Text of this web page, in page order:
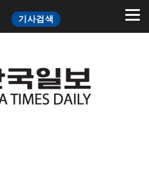
기사검색